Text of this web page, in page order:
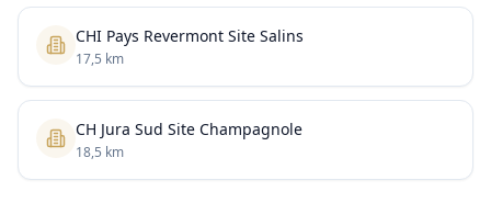
CHI Pays Revermont Site Salins
17,5 km
CH Jura Sud Site Champagnole
18,5 km